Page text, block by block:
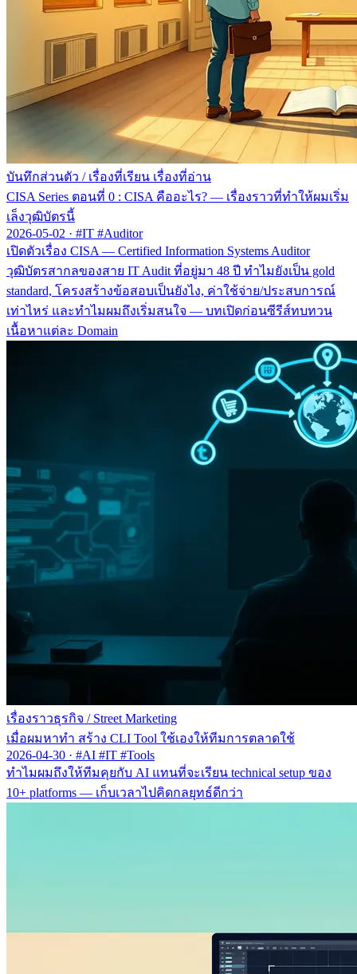
บันทึกส่วนตัว / เรื่องที่เรียน เรื่องที่อ่าน
CISA Series ตอนที่ 0 : CISA คืออะไร? — เรื่องราวที่ทำให้ผมเริ่ม
เล็งวุฒิบัตรนี้
2026-05-02 · #IT #Auditor
เปิดตัวเรื่อง CISA — Certified Information Systems Auditor
วุฒิบัตรสากลของสาย IT Audit ที่อยู่มา 48 ปี ทำไมยังเป็น gold
standard, โครงสร้างข้อสอบเป็นยังไง, ค่าใช้จ่าย/ประสบการณ์
เท่าไหร่ และทำไมผมถึงเริ่มสนใจ — บทเปิดก่อนซีรีส์ทบทวน
เนื้อหาแต่ละ Domain
เรื่องราวธุรกิจ / Street Marketing
เมื่อผมหาทำ สร้าง CLI Tool ใช้เองให้ทีมการตลาดใช้
2026-04-30 · #AI #IT #Tools
ทำไมผมถึงให้ทีมคุยกับ AI แทนที่จะเรียน technical setup ของ
10+ platforms — เก็บเวลาไปคิดกลยุทธ์ดีกว่า